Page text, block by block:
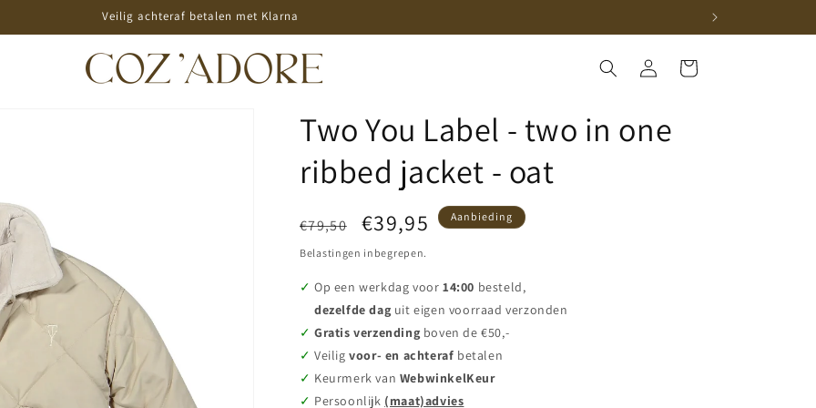
Veilig achteraf betalen met Klarna
InloggenWinkelwagen
Two You Label - two in one
ribbed jacket - oat
Normale
prijs
€79,50 Aanbiedingsprijs
€39,95 Aanbieding
Belastingen inbegrepen.
Op een werkdag voor 14:00 besteld,
dezelfde dag uit eigen voorraad verzonden
Gratis verzending boven de €50,-
Veiligvoor- en achteraf betalen
Keurmerk van WebwinkelKeur
Persoonlijk (maat)advies